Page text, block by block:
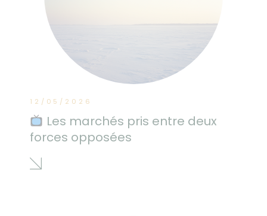
12/05/2026
Les marchés pris entre deux
forces opposées